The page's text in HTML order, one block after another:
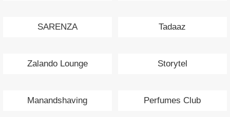
SARENZA Tadaaz
Zalando Lounge Storytel
Manandshaving Perfumes Club